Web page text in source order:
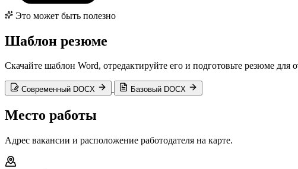
Это может быть полезно
Шаблон резюме
Скачайте шаблон Word, отредактируйте его и подготовьте резюме
Современный DOCX Базовый DOCX
Место работы
Адрес вакансии и расположение работодателя на карте.